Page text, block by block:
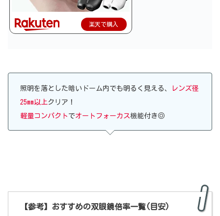
楽天で購入
照明を落とした暗いドーム内でも明るく見える、
レンズ径
25mm以上 クリア！
軽量コンパクト でオートフォーカス機能付き◎
【参考】おすすめの双眼鏡倍率一覧(目安)